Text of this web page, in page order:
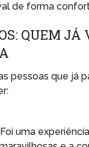
de forma
QUEM JÁ
pessoas que já
uma